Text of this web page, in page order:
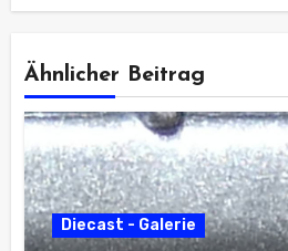
Ähnlicher Beitrag
Diecast - Galerie